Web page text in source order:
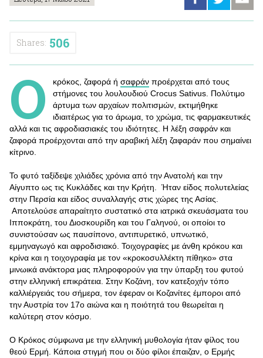
Shares: 506
Ο κρόκος, ζαφορά ή σαφράν προέρχεται από τους
στήμονες του λουλουδιού Crocus Sativus. Πολύτιμο
άρτυμα των αρχαίων πολιτισμών, εκτιμήθηκε
ιδιαιτέρως για το άρωμα, το χρώμα, τις φαρμακευτικές
αλλά και τις αφροδιασιακές του ιδιότητες. Η λέξη σαφράν και
ζαφορά προέρχονται από την αραβική λέξη ζαφαράν που σημαίνει
κίτρινο.
Το φυτό ταξίδεψε χιλιάδες χρόνια από την Ανατολή και την
Αίγυπτο ως τις Κυκλάδες και την Κρήτη. Ήταν είδος πολυτελείας
στην Περσία και είδος συναλλαγής στις χώρες της Ασίας.
Αποτελούσε απαραίτητο συστατικό στα ιατρικά σκευάσματα του
Ιπποκράτη, του Διοσκουρίδη και του Γαληνού, οι οποίοι το
συνιστούσαν ως παυσίπονο, αντιπυρετικό, υπνωτικό,
εμμηναγωγό και αφροδισιακό. Τοιχογραφίες με άνθη κρόκου και
κρίνα και η τοιχογραφία με τον «κροκοσυλλέκτη πίθηκο» στα
μινωικά ανάκτορα μας πληροφορούν για την ύπαρξη του φυτού
στην ελληνική επικράτεια. Στην Κοζάνη, τον κατεξοχήν τόπο
καλλιέργειάς του σήμερα, τον έφεραν οι Κοζανίτες έμποροι από
την Αυστρία τον 17ο αιώνα και η ποιότητά του θεωρείται η
καλύτερη στον κόσμο.
Ο Κρόκος σύμφωνα με την ελληνική μυθολογία ήταν φίλος του
θεού Ερμή. Kάποια στιγμή που οι δύο φίλοι έπαιζαν, ο Ερμής